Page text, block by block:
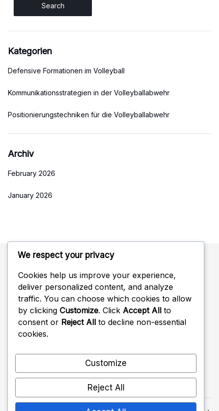
Kategorien
Defensive Formationen im Volleyball
Kommunikationsstrategien in der Volleyballabwehr
Positionierungstechniken für die Volleyballabwehr
Archiv
February 2026
January 2026
Kategorien
Defensive Formationen im Volleyball
Kommunikationsstrategien in der Volleyballabwehr
We respect your privacy
Cookies help us improve your experience,
deliver personalized content, and analyze
traffic. You can choose which cookies to allow
by clicking Customize. Click Accept All to
consent or Reject All to decline non-essential
cookies.
Customize
Reject All